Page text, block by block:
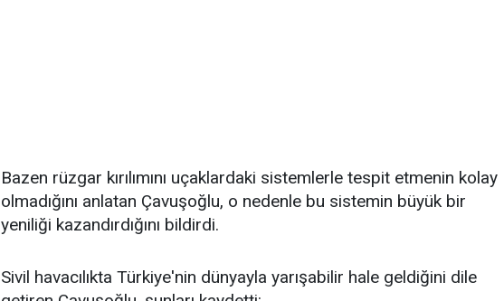
Bazen rüzgar kırılımını uçaklardaki sistemlerle tespit etmenin kolay
olmadığını anlatan Çavuşoğlu, o nedenle bu sistemin büyük bir
yeniliği kazandırdığını bildirdi.
Sivil havacılıkta Türkiye'nin dünyayla yarışabilir hale geldiğini dile